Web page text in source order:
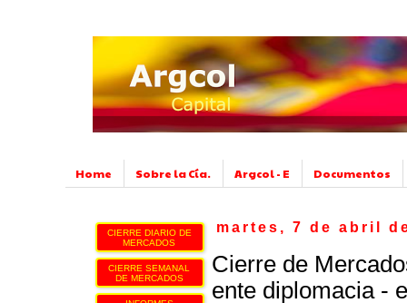
Home Sobre la Cía. Argcol - E Documentos
martes, 7 de abril
Cierre de
ente diplomacia -
CIERRE DIARIO DE
MERCADOS
CIERRE SEMANAL
DE MERCADOS